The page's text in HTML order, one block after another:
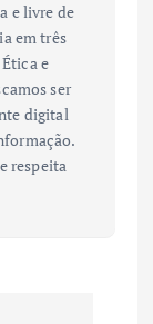
e livre de
em três
e
ser
digital
respeita